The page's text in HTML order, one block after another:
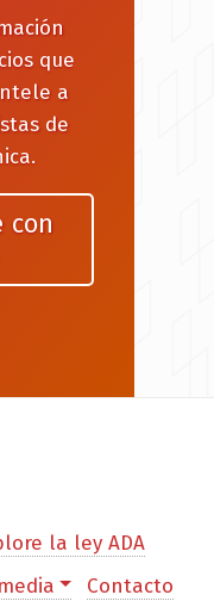
que
a
de
con
la ley ADA
Contacto